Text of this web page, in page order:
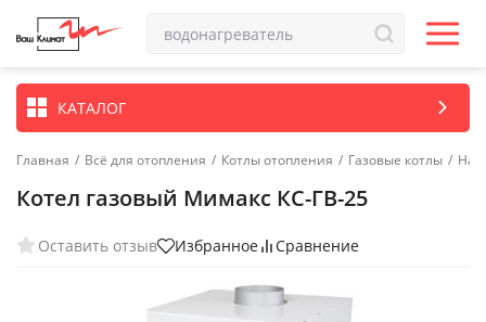
КАТАЛОГ
Главная / Всё для отопления / Котлы отопления / Газовые котлы /
Котел газовый Мимакс КС-ГВ-25
Оставить отзыв Избранное Сравнение